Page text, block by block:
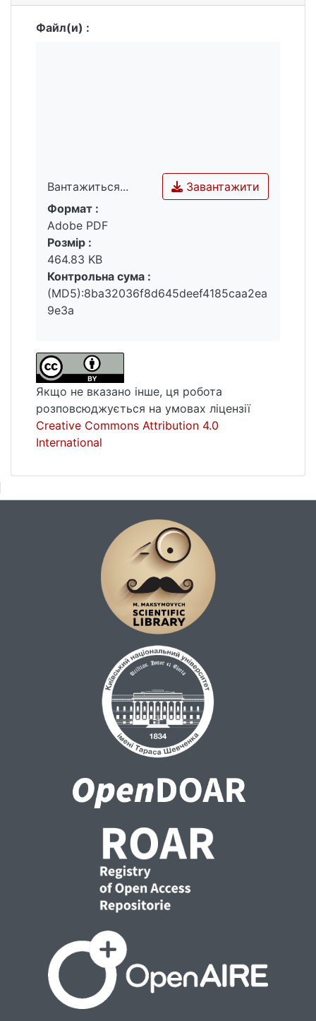
Файл(и) :
Вантажиться...
Вантажиться...
Завантажити
Формат :
Adobe PDF
Розмір :
464.83 KB
Контрольна сума :
(MD5):8ba32036f8d645deef4185caa2ea
9e3a
Якщо не вказано інше, ця робота
розповсюджується на умовах ліцензії
Creative Commons Attribution 4.0
International